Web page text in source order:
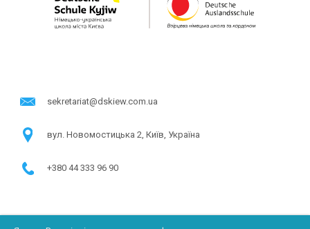
sekretariat@dskiew.com.ua
в​ул. Новомостицька 2, Київ, Україна
+380 44 333 96 90